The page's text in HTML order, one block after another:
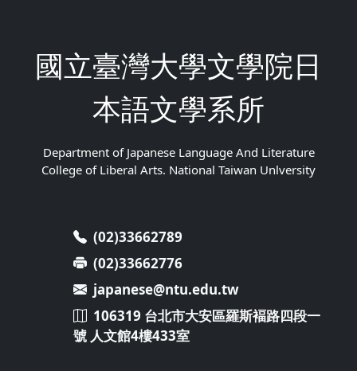
國立臺灣大學文學院日
本語文學系所
Department of Japanese Language And Literature
College of Liberal Arts. National Taiwan Unlversity
(02)33662789
(02)33662776
japanese@ntu.edu.tw
106319 台北市大安區羅斯褔路四段一
號 人文館4樓433室